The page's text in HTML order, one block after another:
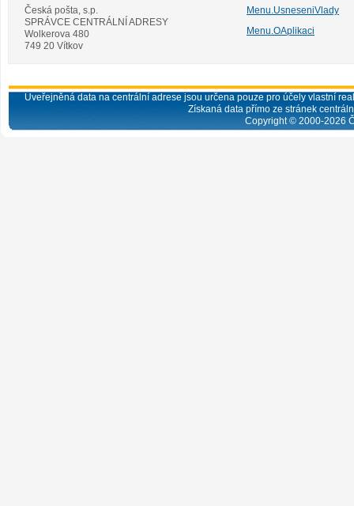
Česká pošta, s.p.
SPRÁVCE CENTRÁLNÍ ADRESY
Wolkerova 480
749 20 Vítkov
Menu.UsneseniVlady
Menu.OAplikaci
Uveřejněná data na centrální adrese jsou určena pouze pro účely vlastní
Získaná data přímo ze stránek
Copyright © 2000-2026